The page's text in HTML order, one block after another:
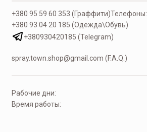
Телефоны:
+380 95 59 60 353 (Граффити)
+380 93 04 20 185 (Одежда\Обувь)
+380930420185 (Telegram)
spray.town.shop@gmail.com (F.A.Q.)
Рабочие дни:
Время работы: